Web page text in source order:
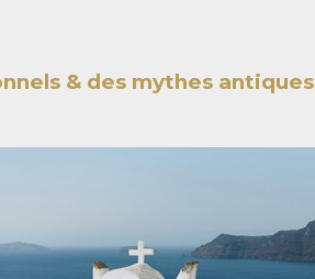
& des mythes antiques